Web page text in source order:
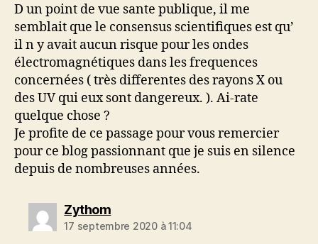
D un point de vue sante publique, il me
semblait que le consensus scientifiques est qu’
il n y avait aucun risque pour les ondes
électromagnétiques dans les frequences
concernées ( très differentes des rayons X ou
des UV qui eux sont dangereux. ). Ai-rate
quelque chose ?
Je profite de ce passage pour vous remercier
pour ce blog passionnant que je suis en silence
depuis de nombreuses années.
Zythomdit :
17 septembre 2020 à 11:04